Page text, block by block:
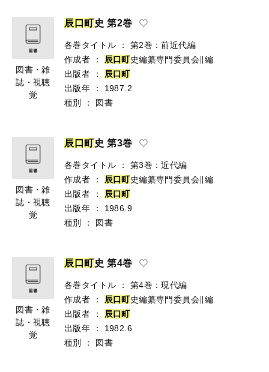
図書・雑
誌・視聴
覚
辰 口 町史 第2巻
各巻タイトル ：
第2巻：前近代編
作成者
： 辰口町史編纂専門委員会∥編
出版者
： 辰口町
出版年
：
1987.2
種別
： 図書
図書・雑
誌・視聴
覚
辰 口 町史 第3巻
各巻タイトル ：
第3巻：近代編
作成者
： 辰口町史編纂専門委員会∥編
出版者
： 辰口町
出版年
：
1986.9
種別
： 図書
図書・雑
誌・視聴
覚
辰 口 町史 第4巻
各巻タイトル ：
第4巻：現代編
作成者
： 辰口町史編纂専門委員会∥編
出版者
： 辰口町
出版年
：
1982.6
種別
： 図書